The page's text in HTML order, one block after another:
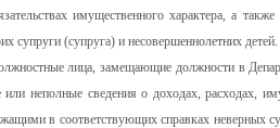
имущественного характера, а
супруги (супруга) и несовершеннолетних детей.
лица, замещающие должности в
неполные сведения о доходах, расходах,
в соответствующих справках неверных